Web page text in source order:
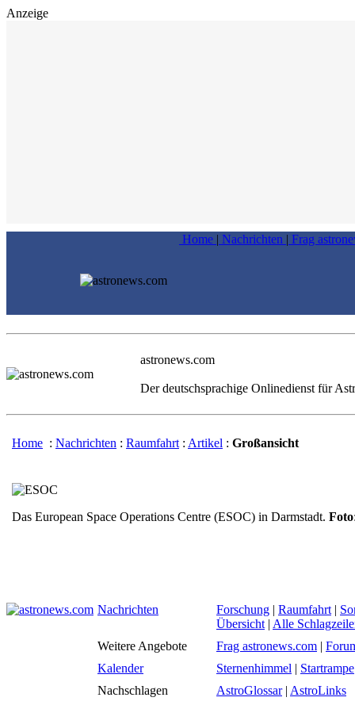
Anzeige
Home | Nachrichten | Frag
astronews.com
Der deutschsprachige Onlinedienst für
Home : Nachrichten : Raumfahrt : Artikel : Großansicht
Das European Space Operations Centre (ESOC) in Darmstadt. Foto
Nachrichten Forschung | Raumfahrt |
Übersicht | Alle
Weitere Angebote
Frag astronews.com |
Kalender
Sternenhimmel | Startrampe
Nachschlagen
AstroGlossar| AstroLinks